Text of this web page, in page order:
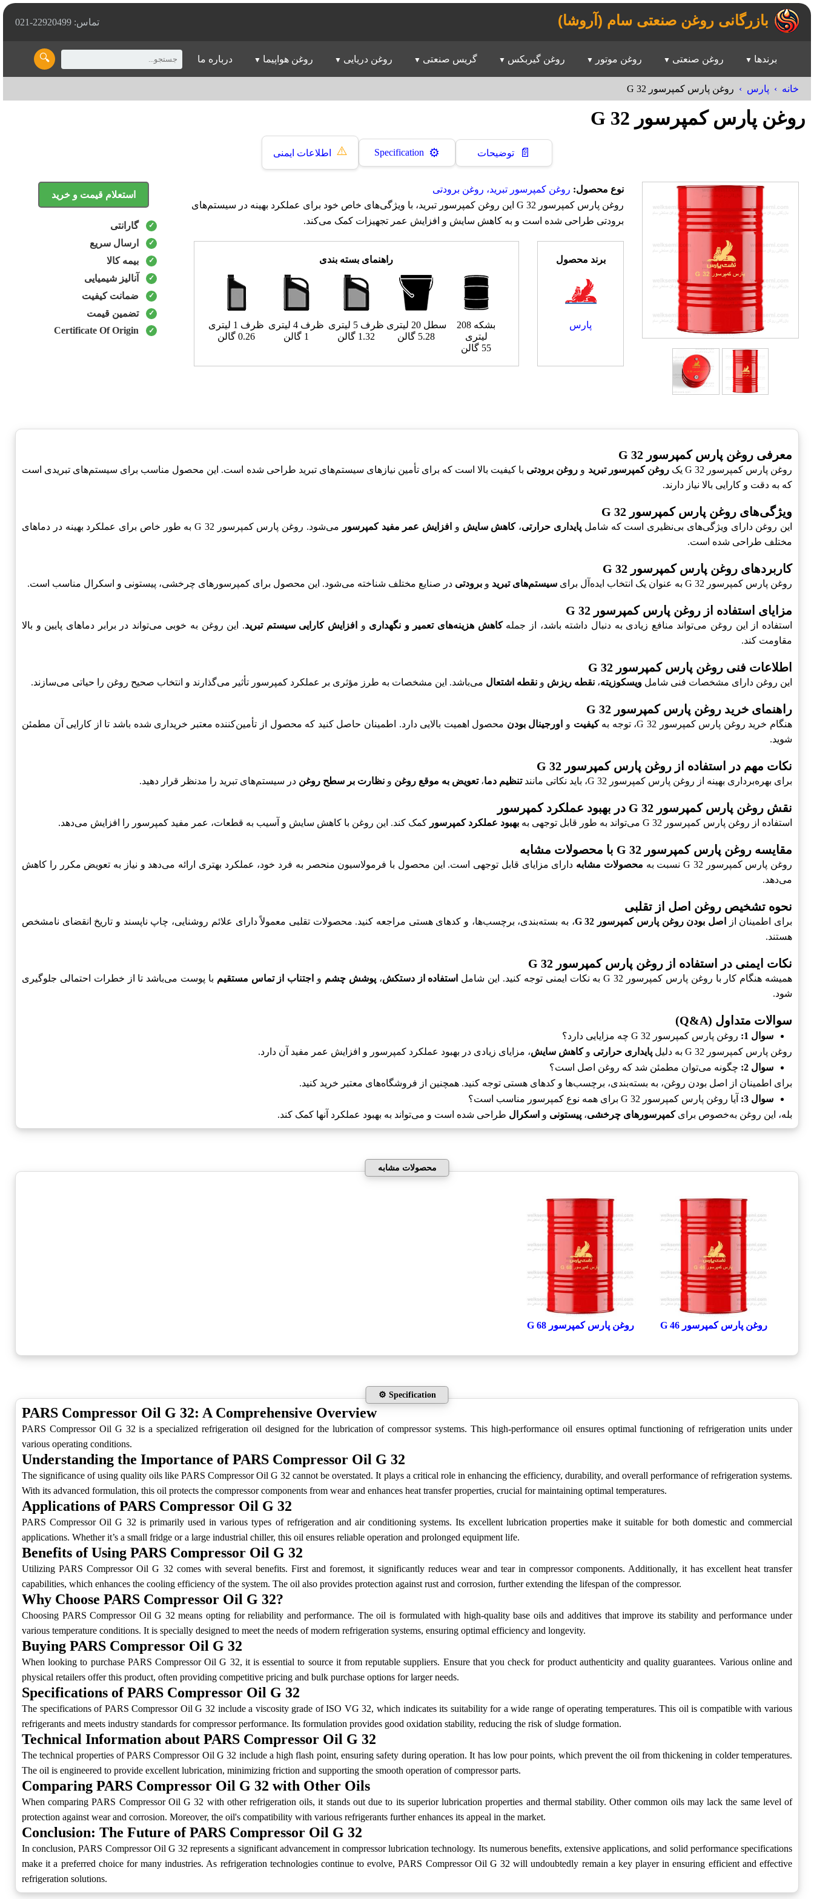
بازرگانی روغن صنعتی سام (آروشا) تماس: 22920499-021
🔍 برندها روغن صنعتی روغن موتور روغن گیربکس گریس صنعتی روغن دریایی روغن هواپیما درباره ما
خانه پارس روغن پارس کمپرسور G 32
روغن پارس کمپرسور G 32
📄 توضیحات ⚙️
Specification
⚠️ اطلاعات ایمنی
نوع محصول: روغن کمپرسور تبرید، روغن برودتی
روغن پارس کمپرسور G 32 این روغن کمپرسور تبرید، با ویژگی‌های خاص خود برای عملکرد بهینه در سیستم‌های
برودتی طراحی شده است و به کاهش سایش و افزایش عمر تجهیزات کمک می‌کند.
برند محصول
پارس
راهنمای بسته بندی
بشکه 208
لیتری
55 گالن
سطل 20 لیتری
5.28 گالن
ظرف 5 لیتری
1.32 گالن
ظرف 4 لیتری
1 گالن
ظرف 1 لیتری
0.26 گالن
استعلام قیمت و خرید
گارانتی
ارسال سریع
بیمه کالا
آنالیز شیمیایی
ضمانت کیفیت
تضمین قیمت
Certificate Of Origin
معرفی روغن پارس کمپرسور G 32
روغن پارس کمپرسور G 32 یک روغن کمپرسور تبرید و روغن برودتی با کیفیت بالا است که برای تأمین نیازهای سیستم‌های تبرید طراحی شده است. این محصول مناسب برای سیستم‌های تبریدی است
که به دقت و کارایی بالا نیاز دارند.
ویژگی‌های روغن پارس کمپرسور G 32
این روغن دارای ویژگی‌های بی‌نظیری است که شاملپایداری حرارتی،کاهش سایش و افزایش عمر مفید کمپرسور
می‌شود. روغن پارس کمپرسور G 32 به طور خاص برای عملکرد بهینه در دماهای
مختلف طراحی شده است.
کاربردهای روغن پارس کمپرسور G 32
روغن پارس کمپرسور G 32 به عنوان یک انتخاب ایده‌آل برای سیستم‌های تبرید و برودتی در صنایع مختلف شناخته می‌شود. این محصول برای کمپرسورهای چرخشی، پیستونی و اسکرال مناسب است.
مزایای استفاده از روغن پارس کمپرسور G 32
استفاده از این روغن می‌تواند منافع زیادی به دنبال داشته باشد، از جملهکاهش هزینه‌های تعمیر و نگهداری و افزایش کارایی سیستم تبرید. این روغن به خوبی می‌تواند در برابر دماهای پایین و بالا
مقاومت کند.
اطلاعات فنی روغن پارس کمپرسور G 32
این روغن دارای مشخصات فنی شامل ویسکوزیته، نقطه ریزش و نقطه اشتعال می‌باشد. این مشخصات به طرز مؤثری بر عملکرد کمپرسور تأثیر می‌گذارند و انتخاب صحیح روغن را حیاتی می‌سازند.
راهنمای خرید روغن پارس کمپرسور G 32
هنگام خرید روغن پارس کمپرسور G 32، توجه به کیفیت و اورجینال بودن محصول اهمیت بالایی دارد. اطمینان حاصل کنید که محصول از تأمین‌کننده معتبر خریداری شده باشد تا از کارایی آن مطمئن
شوید.
نکات مهم در استفاده از روغن پارس کمپرسور G 32
برای بهره‌برداری بهینه از روغن پارس کمپرسور G 32، باید نکاتی مانند تنظیم دما،تعویض به موقع روغن و نظارت بر سطح روغن در سیستم‌های تبرید را مدنظر قرار دهید.
نقش روغن پارس کمپرسور G 32 در بهبود عملکرد کمپرسور
استفاده از روغن پارس کمپرسور G 32 می‌تواند به طور قابل توجهی به بهبود عملکرد کمپرسور کمک کند. این روغن با کاهش سایش و آسیب به قطعات، عمر مفید کمپرسور را افزایش می‌دهد.
مقایسه روغن پارس کمپرسور G 32 با محصولات مشابه
روغن پارس کمپرسور G 32 نسبت به محصولات مشابه دارای مزایای قابل توجهی است. این محصول با فرمولاسیون منحصر به فرد خود، عملکرد بهتری ارائه می‌دهد و نیاز به تعویض مکرر را کاهش
می‌دهد.
نحوه تشخیص روغن اصل از تقلبی
برای اطمینان از اصل بودن روغن پارس کمپرسور G 32
، به بسته‌بندی، برچسب‌ها، و کدهای هستی مراجعه کنید. محصولات تقلبی معمولاً دارای علائم روشنایی، چاپ ناپسند و تاریخ انقضای نامشخص
هستند.
نکات ایمنی در استفاده از روغن پارس کمپرسور G 32
همیشه هنگام کار با روغن پارس کمپرسور G 32 به نکات ایمنی توجه کنید. این شامل استفاده از دستکش،پوشش چشم و اجتناب از تماس مستقیم با پوست می‌باشد تا از خطرات احتمالی جلوگیری
شود.
سوالات متداول (Q&A)
سوال 1:
روغن پارس کمپرسور G 32 چه مزایایی دارد؟
روغن پارس کمپرسور G 32 به دلیل
پایداری حرارتی وکاهش سایش، مزایای زیادی در بهبود عملکرد کمپرسور و افزایش عمر مفید آن دارد.
سوال 2:
چگونه می‌توان مطمئن شد که روغن اصل است؟
برای اطمینان از اصل بودن روغن، به بسته‌بندی، برچسب‌ها و کدهای هستی توجه کنید. همچنین از فروشگاه‌های معتبر خرید کنید.
سوال 3:
آیا روغن پارس کمپرسور G 32 برای همه نوع کمپرسور مناسب است؟
بله، این روغن به‌خصوص برایکمپرسورهای چرخشی، پیستونی و اسکرال طراحی شده است و می‌تواند به بهبود عملکرد آنها کمک کند.
محصولات مشابه
روغن پارس کمپرسور G 46 روغن پارس کمپرسور G 68
⚙️ Specification
PARS Compressor Oil G 32: A Comprehensive Overview
PARS Compressor Oil G 32 is a specialized refrigeration oil designed for the lubrication of compressor systems. This high-performance oil ensures optimal functioning of refrigeration units under
various operating conditions.
Understanding the Importance of PARS Compressor Oil G 32
The significance of using quality oils like PARS Compressor Oil G 32 cannot be overstated. It plays a critical role in enhancing the efficiency, durability, and overall performance of refrigeration systems.
With its advanced formulation, this oil protects the compressor components from wear and enhances heat transfer properties, crucial for maintaining optimal temperatures.
Applications of PARS Compressor Oil G 32
PARS Compressor Oil G 32 is primarily used in various types of refrigeration and air conditioning systems. Its excellent lubrication properties make it suitable for both domestic and commercial
applications. Whether it’s a small fridge or a large industrial chiller, this oil ensures reliable operation and prolonged equipment life.
Benefits of Using PARS Compressor Oil G 32
Utilizing PARS Compressor Oil G 32 comes with several benefits. First and foremost, it significantly reduces wear and tear in compressor components. Additionally, it has excellent heat transfer
capabilities, which enhances the cooling efficiency of the system. The oil also provides protection against rust and corrosion, further extending the lifespan of the compressor.
Why Choose PARS Compressor Oil G 32?
Choosing PARS Compressor Oil G 32 means opting for reliability and performance. The oil is formulated with high-quality base oils and additives that improve its stability and performance under
various temperature conditions. It is specially designed to meet the needs of modern refrigeration systems, ensuring optimal efficiency and longevity.
Buying PARS Compressor Oil G 32
When looking to purchase PARS Compressor Oil G 32, it is essential to source it from reputable suppliers. Ensure that you check for product authenticity and quality guarantees. Various online and
physical retailers offer this product, often providing competitive pricing and bulk purchase options for larger needs.
Specifications of PARS Compressor Oil G 32
The specifications of PARS Compressor Oil G 32 include a viscosity grade of ISO VG 32, which indicates its suitability for a wide range of operating temperatures. This oil is compatible with various
refrigerants and meets industry standards for compressor performance. Its formulation provides good oxidation stability, reducing the risk of sludge formation.
Technical Information about PARS Compressor Oil G 32
The technical properties of PARS Compressor Oil G 32 include a high flash point, ensuring safety during operation. It has low pour points, which prevent the oil from thickening in colder temperatures.
The oil is engineered to provide excellent lubrication, minimizing friction and supporting the smooth operation of compressor parts.
Comparing PARS Compressor Oil G 32 with Other Oils
When comparing PARS Compressor Oil G 32 with other refrigeration oils, it stands out due to its superior lubrication properties and thermal stability. Other common oils may lack the same level of
protection against wear and corrosion. Moreover, the oil's compatibility with various refrigerants further enhances its appeal in the market.
Conclusion: The Future of PARS Compressor Oil G 32
In conclusion, PARS Compressor Oil G 32 represents a significant advancement in compressor lubrication technology. Its numerous benefits, extensive applications, and solid performance specifications
make it a preferred choice for many industries. As refrigeration technologies continue to evolve, PARS Compressor Oil G 32 will undoubtedly remain a key player in ensuring efficient and effective
refrigeration solutions.